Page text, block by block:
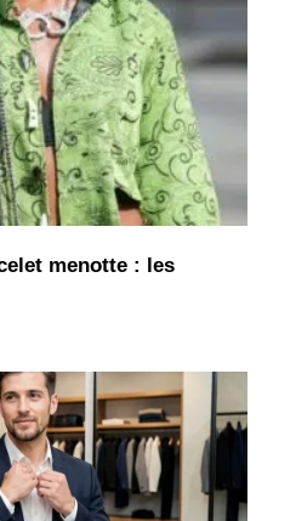
menotte : les